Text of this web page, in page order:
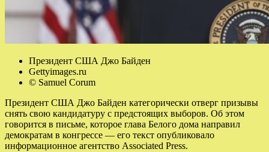
Президент США Джо Байден
Gettyimages.ru
© Samuel Corum
Президент США Джо Байден категорически отверг призывы
снять свою кандидатуру с предстоящих выборов. Об этом
говорится в письме, которое глава Белого дома направил
демократам в конгрессе — его текст опубликовало
информационное агентство Associated Press.